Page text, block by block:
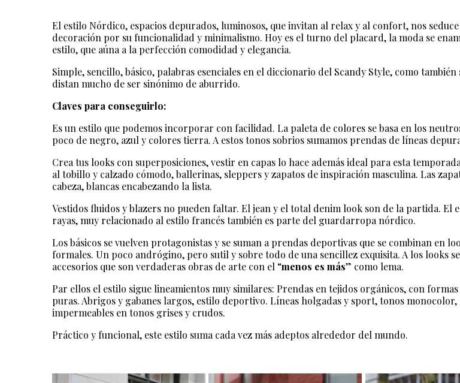
El estilo Nórdico, espacios depurados, luminosos, que invitan al relax y al confort, nos seduce
decoración por su funcionalidad y minimalismo. Hoy es el turno del placard, la moda se
estilo, que aúna a la perfección comodidad y elegancia.
Simple, sencillo, básico, palabras esenciales en el diccionario del Scandy Style, como también
distan mucho de ser sinónimo de aburrido.
Claves para conseguirlo:
Es un estilo que podemos incorporar con facilidad. La paleta de colores se basa en los
poco de negro, azul y colores tierra. A estos tonos sobrios sumamos prendas de líneas
Crea tus looks con superposiciones, vestir en capas lo hace además ideal para esta
al tobillo y calzado cómodo, ballerinas, sleppers y zapatos de inspiración masculina. Las
cabeza, blancas encabezando la lista.
Vestidos fluidos y blazers no pueden faltar. El jean y el total denim look son de la partida. El
rayas, muy relacionado al estilo francés también es parte del guardarropa nórdico.
Los básicos se vuelven protagonistas y se suman a prendas deportivas que se combinan en
formales. Un poco andrógino, pero sutil y sobre todo de una sencillez exquisita. A los looks
accesorios que son verdaderas obras de arte con el “menos es más” como lema.
Par ellos el estilo sigue lineamientos muy similares: Prendas en tejidos orgánicos, con
puras. Abrigos y gabanes largos, estilo deportivo. Líneas holgadas y sport, tonos monocolor,
impermeables en tonos grises y crudos.
Práctico y funcional, este estilo suma cada vez más adeptos alrededor del mundo.